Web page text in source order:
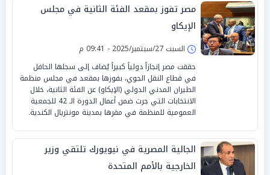
مصر تفوز بمقعد الفئة الثانية في مجلس
الإيكاو
السبت 27/سبتمبر/2025 - 09:41 م
حققت مصر إنجازاً دولياً كبيراً يُضاف إلى سجلها الحافل
في قطاع النقل الجوي، بفوزها بمقعد في مجلس منظمة
الطيران المدني الدولي (الإيكاو) عن الفئة الثانية، خلال
الانتخابات التي جرت ضمن أعمال الدورة الـ 42 للجمعية
العمومية للمنظمة في مقرها بمدينة مونتريال الكندية.
الجالية المصرية في نيويورك تلتقي وزير
الخارجية بالأمم المتحدة